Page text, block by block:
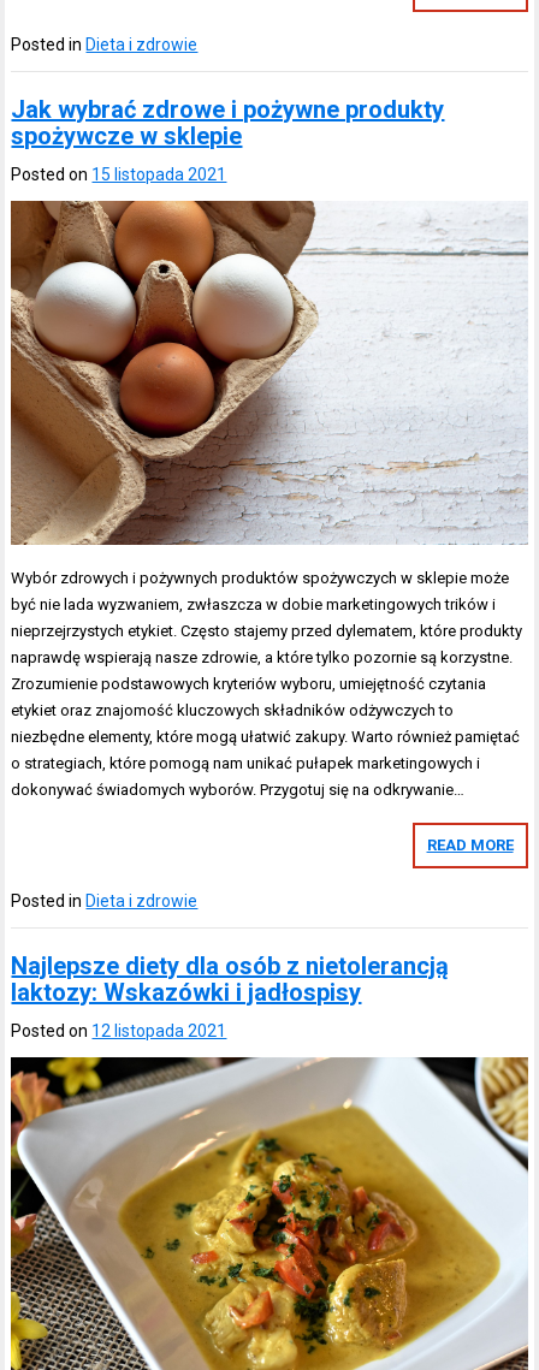
Posted in Dieta i zdrowie
Jak wybrać zdrowe i pożywne produkty
spożywcze w sklepie
Posted on 15 listopada 2021
Wybór zdrowych i pożywnych produktów spożywczych w sklepie może
być nie lada wyzwaniem, zwłaszcza w dobie marketingowych trików i
nieprzejrzystych etykiet. Często stajemy przed dylematem, które produkty
naprawdę wspierają nasze zdrowie, a które tylko pozornie są korzystne.
Zrozumienie podstawowych kryteriów wyboru, umiejętność czytania
etykiet oraz znajomość kluczowych składników odżywczych to
niezbędne elementy, które mogą ułatwić zakupy. Warto również pamiętać
o strategiach, które pomogą nam unikać pułapek marketingowych i
dokonywać świadomych wyborów. Przygotuj się na odkrywanie…
READ MORE
Posted in Dieta i zdrowie
Najlepsze diety dla osób z nietolerancją
laktozy: Wskazówki i jadłospisy
Posted on 12 listopada 2021